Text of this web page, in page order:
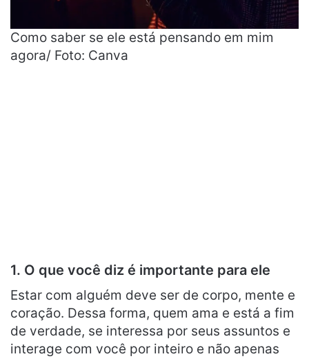
Como saber se ele está pensando em mim
agora/ Foto: Canva
1. O que você diz é importante para ele
Estar com alguém deve ser de corpo, mente e
coração. Dessa forma, quem ama e está a fim
de verdade, se interessa por seus assuntos e
interage com você por inteiro e não apenas